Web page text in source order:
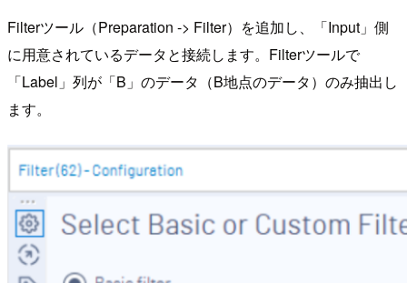
Filterツール（Preparation -> Filter）を追加し、「Input」側
に用意されているデータと接続します。Filterツールで
「Label」列が「B」のデータ（B地点のデータ）のみ抽出し
ます。